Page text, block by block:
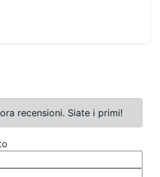
recensioni. Siate i primi!